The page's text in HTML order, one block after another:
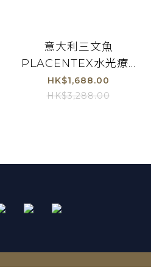
意大利三文魚
PLACENTEX水光療...
HK$1,688.00
HK$3,288.00